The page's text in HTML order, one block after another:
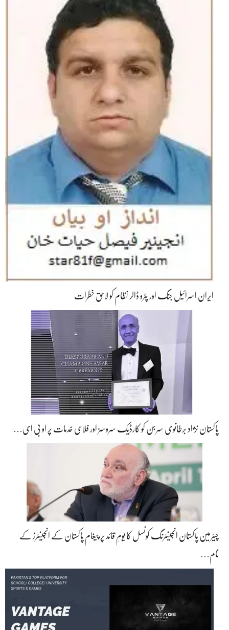
ایران اسرائیل جنگ اور پٹرو ڈالر نظام کو لاحق خطرات
پاکستان نژاد برطانوی سرجن کو کارڈیک سروسز اور فلاحی خدمات پر او بی ای…
چیئرمین پاکستان انجینئرنگ کونسل کا یومِ قائد پر پیغام پاکستان کے انجینئرز کے
نام…